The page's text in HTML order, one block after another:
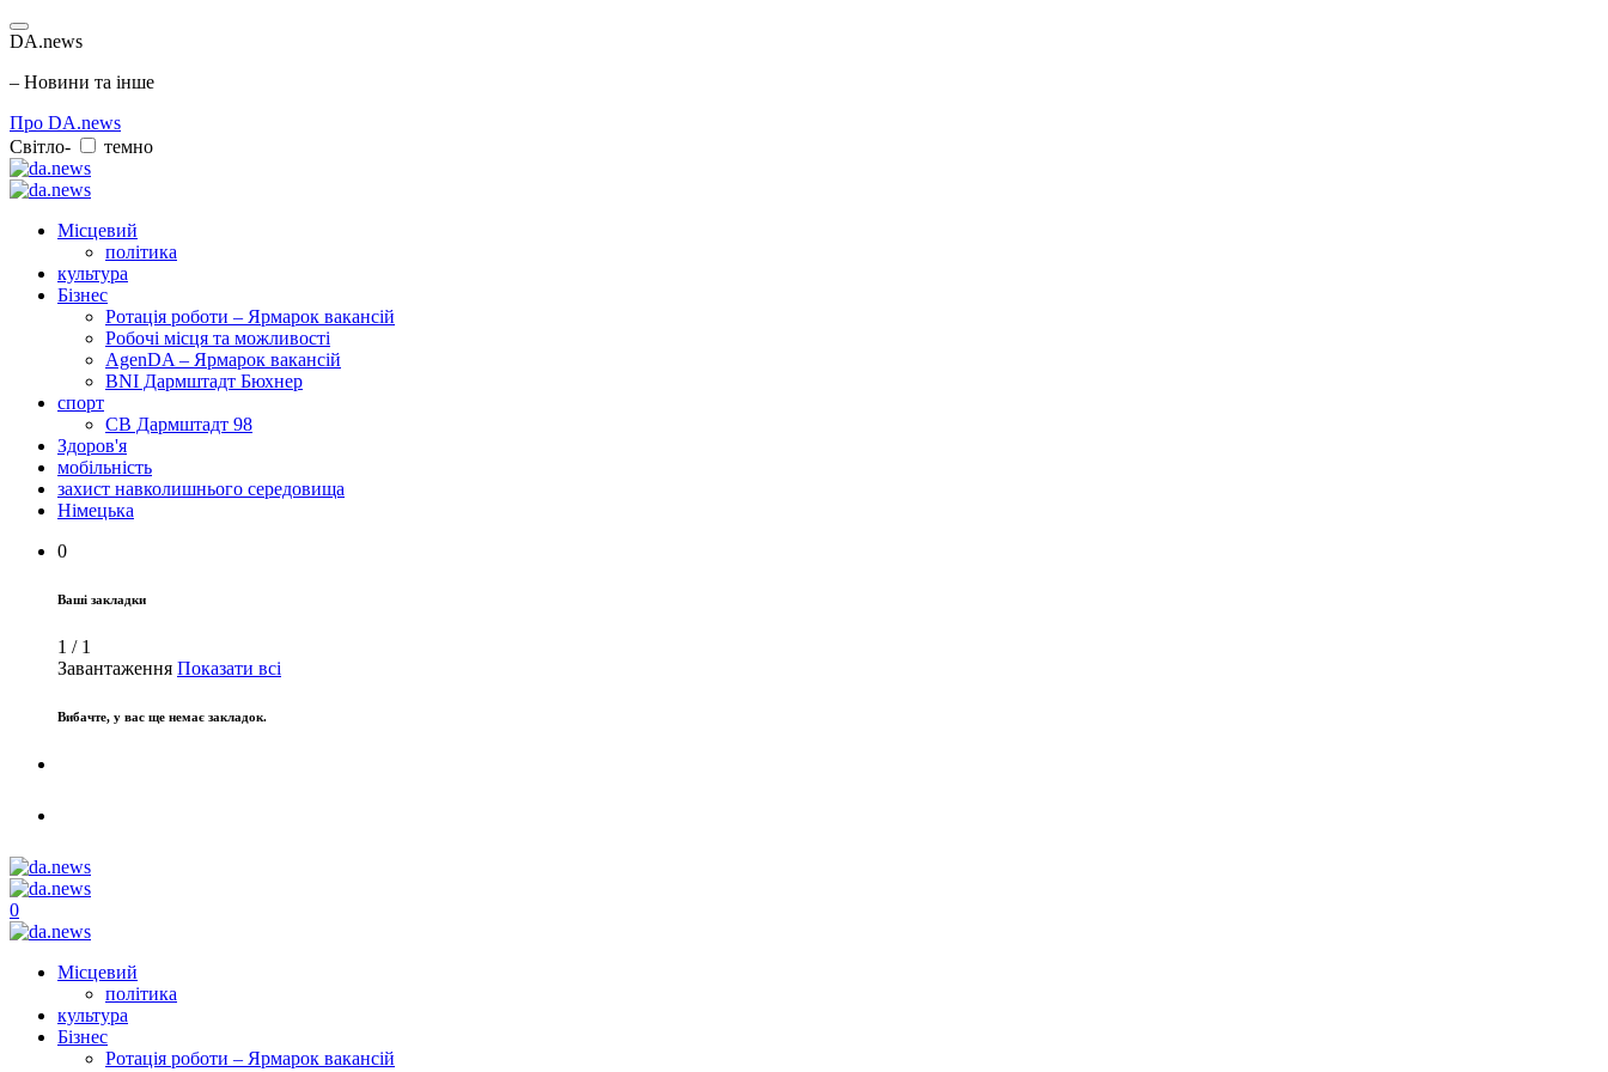
DA.news
– Новини та інше
Про DA.news
Світло-
темно
Місцевий
політика
культура
Бізнес
Ротація роботи – Ярмарок вакансій
Робочі місця та можливості
AgenDA – Ярмарок вакансій
BNI Дармштадт Бюхнер
спорт
СВ Дармштадт 98
Здоров'я
мобільність
захист навколишнього середовища
Німецька
0
Ваші закладки
1 / 1
Завантаження Показати всі
Вибачте, у вас ще немає закладок.
0
Місцевий
політика
культура
Бізнес
Ротація роботи – Ярмарок вакансій